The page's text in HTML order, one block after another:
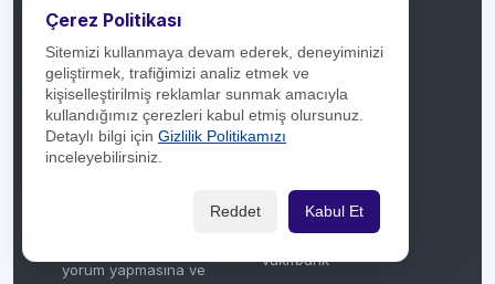
Haber ve Rehberlik:
güncel haberler, kredi
kartı kullanım ipuçları ve
sektörel bilgilendirmeler
(makale/haber bazlı)
sağlar.
Kullanıcıların kartlar ve
yorum yapmasına ve
Şekerbank
TEB
TROY
Türkiye İş Bankası
Vakıf Katılım
Vakıfbank
Çerez Politikası
Sitemizi kullanmaya devam ederek, deneyiminizi
geliştirmek, trafiğimizi analiz etmek ve
kişiselleştirilmiş reklamlar sunmak amacıyla
kullandığımız çerezleri kabul etmiş olursunuz.
Detaylı bilgi için Gizlilik Politikamızı
inceleyebilirsiniz.
Reddet Kabul Et